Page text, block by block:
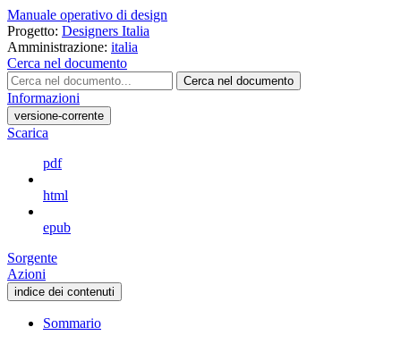
Manuale operativo di design
Progetto: Designers Italia
Amministrazione: italia
Cerca nel documento
Cerca nel documento
Informazioni
versione-corrente
Scarica
pdf
html
epub
Sorgente
Azioni
indice dei contenuti
Sommario